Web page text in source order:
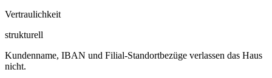
Vertraulichkeit
strukturell
Kundenname, IBAN und Filial-Standortbezüge verlassen das Haus
nicht.